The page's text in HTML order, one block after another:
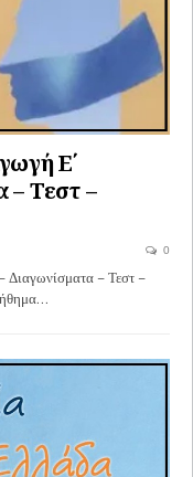
Ε΄
– Τεστ –
0
Διαγωνίσματα – Τεστ –